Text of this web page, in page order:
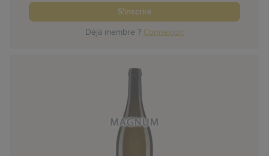
S'inscrire
Déjà membre ? Connexion